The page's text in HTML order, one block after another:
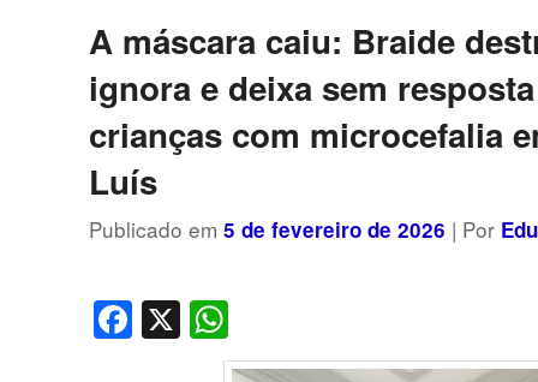
A máscara caiu: Braide
ignora e deixa sem
crianças com microcefalia
Luís
Publicado em5 de fevereiro de 2026 | Por
Facebook
X